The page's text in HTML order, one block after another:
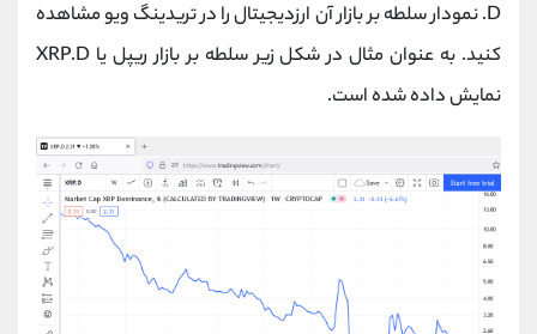
D. نمودار سلطه بر بازار آن ارزدیجیتال را در تریدینگ ویو مشاهده
کنید. به عنوان مثال در شکل زیر سلطه بر بازار ریپل یا XRP.D
نمایش داده شده است.